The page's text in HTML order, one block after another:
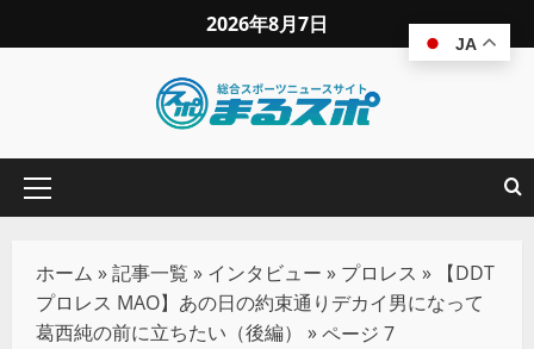
2026年8月7日
ホーム »記事一覧 » インタビュー » プロレス »
【DDT
プロレス MAO】あの日の約束通りデカイ男になって
葛西純の前に立ちたい（後編）
»ページ 7
JA